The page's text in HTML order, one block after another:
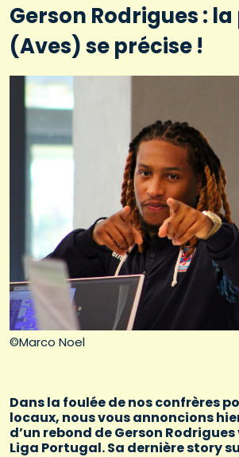
©Marco Noel
Gerson Rodrigues : la
(Aves) se précise !
Dans la foulée de nos confrères
locaux, nous vous annoncions
d’un rebond de Gerson Rodrigues
Liga Portugal. Sa dernière story